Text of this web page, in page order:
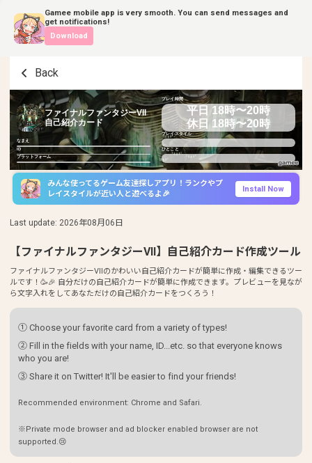
Gamee mobile app is very smooth. You can send messages and
get notifications!
Download
Back
ファイナルファンタジーVII
自己紹介カード
なまえ
ID
プラットフォーム
プレイ時間
平日 18時〜20時
休日 18時〜20時
プレイスタイル
ひとこと
みんな使ってるゲーム友達探しアプリ！ランクやプ
レイスタイルが近い人と遊べるよ🎉
Install Now
Last update: 2026年08月06日
【ファイナルファンタジーVII】自己紹介カード作成ツール
ファイナルファンタジーVIIのかわいい自己紹介カードが簡単に作成・編集できるツー
ルです！🥳🎉 自分だけの自己紹介カードが簡単に作成できます。プレビューを見なが
ら文字入れをしてあなただけの自己紹介カードをつくろう！
① Choose your favorite card from a variety of types!
② Fill in the fields with your name, ID...etc. so that everyone knows
who you are!
③ Share it on Twitter! It'll be easier to find your friends!
Recommended environment: Chrome and Safari.
※Private mode browser and ad blocker enabled browser are not
supported.😢